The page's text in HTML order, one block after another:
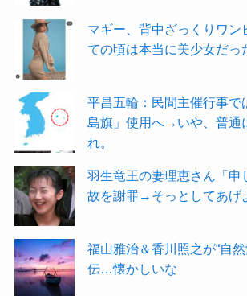
マギー、背中ざっくりワ
ての頃は本当に美少女だっ
平昌五輪：民間主催行事で
島旗」使用へ→いや、普通
れ。
羽生竜王の妻理恵さん「申
故を謝罪→そっとしてあげ
福山雅治＆香川照之が“自
伝…懐かしいな